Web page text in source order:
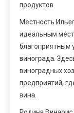
продуктов.
Местность
идеальным
благоприятным
винограда.
виноградных
предприятий,
вина.